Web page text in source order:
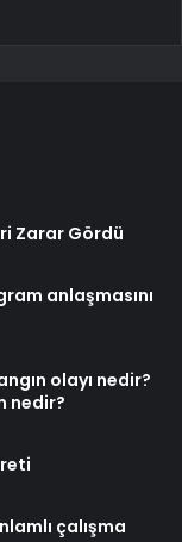
Zarar Gördü
anlaşmasını
olayı nedir?
nedir?
çalışma